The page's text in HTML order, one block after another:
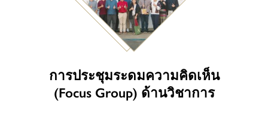
การประชุมระดมความคิดเห็น
(Focus Group) ด้านวิชาการ